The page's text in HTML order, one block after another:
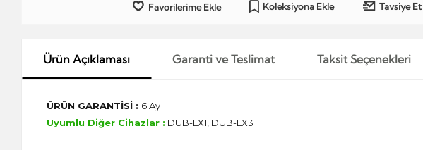
Favorilerime Ekle Koleksiyona Ekle Tavsiye Et
Ürün Açıklaması Garanti ve Teslimat Taksit Seçenekleri
ÜRÜN GARANTİSİ : 6 Ay
Uyumlu Diğer Cihazlar : DUB-LX1, DUB-LX3